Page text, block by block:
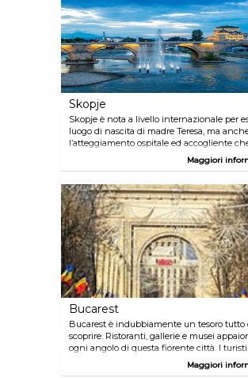
Skopje
Skopje è nota a livello internazionale per
luogo di nascita di madre Teresa, ma
l’atteggiamento ospitale ed accogliente
abitanti della città dimostrano nei
visitatori. Malgrado i recenti tumulti politici
ed è sbocciata come destinazione turistica,
rivelandosi una città eccitante e
esplorare.
Maggiori
Bucarest
Bucarest è indubbiamente un tesoro tutto
scoprire. Ristoranti, gallerie e musei
ogni angolo di questa fiorente città. I
poco a poco scoprendo questo piccolo
incantati dal carattere autentico di Bucarest.
Maggiori